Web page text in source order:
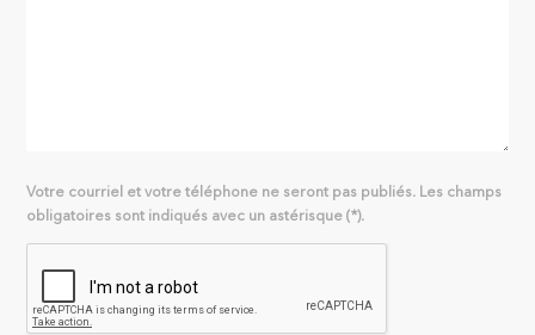
Votre courriel et votre téléphone ne seront pas publiés. Les champs
obligatoires sont indiqués avec un astérisque (*).